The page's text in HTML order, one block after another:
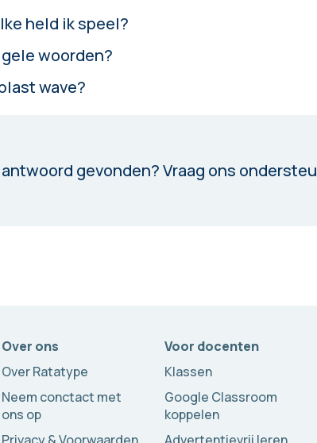
held ik speel?
woorden?
wave?
gevonden?Vraag ons
Over ons
Over Ratatype
Neem conctact met
ons op
Voor docenten
Klassen
Google Classroom
koppelen